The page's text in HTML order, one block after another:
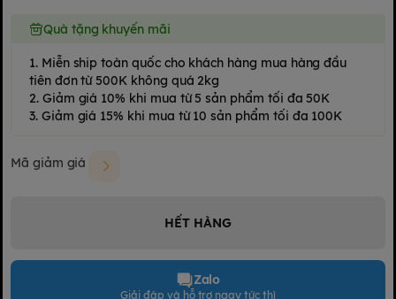
Quà tặng khuyến mãi
1. Miễn ship toàn quốc cho khách hàng mua hàng đầu
tiên đơn từ 500K không quá 2kg
2. Giảm giá 10% khi mua từ 5 sản phẩm tối đa 50K
3. Giảm giá 15% khi mua từ 10 sản phẩm tối đa 100K
Mã giảm giá
HẾT HÀNG
Zalo
Giải đáp và hỗ trợ ngay tức thì